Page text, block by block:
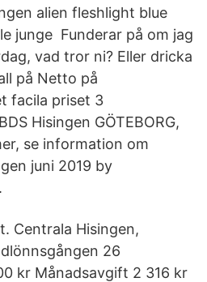
alien fleshlight blue
junge Funderar på om jag
vad tror ni? Eller dricka
på Netto på
facila priset 3
Hisingen GÖTEBORG,
se information om
juni 2019 by
Centrala Hisingen,
26
kr Månadsavgift 2 316 kr